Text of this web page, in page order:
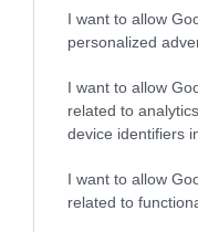
I want to allow
personalized
I want to allow
related to
device identifiers
I want to allow
related to